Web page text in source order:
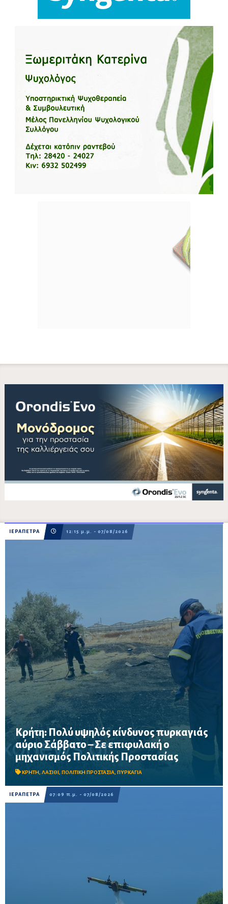
ΙΕΡΑΠΕΤΡΑ 12:15 μ.μ. - 07/08/2026
Κρήτη: Πολύ υψηλός κίνδυνος πυρκαγιάς
αύριο Σάββατο – Σε επιφυλακή ο
μηχανισμός Πολιτικής Προστασίας
ΚΡΗΤΗ, ΛΑΣΙΘΙ, ΠΟΛΙΤΙΚΗ ΠΡΟΣΤΑΣΙΑ, ΠΥΡΚΑΓΙΑ
Σε επιφυλακή ο μηχανισμός Πολιτικής Προστασίας λόγω πολύ
υψηλού κινδύνου πυρκαγιάς στην Κρήτη το Σάββατο 8
Αυγούστου – Απαγορεύονται η χρήση φωτιάς και η πρόσβαση
σε δασικές περιοχές, μεταξύ των οποίω...
ΙΕΡΑΠΕΤΡΑ 07:09 π.μ. - 07/08/2026